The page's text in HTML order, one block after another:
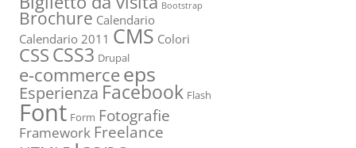
Bootstrap
Brochure Calendario
Calendario 2011 CMS Colori
CSSCSS3 Drupal
e-commerceeps
Esperienza Facebook Flash
Font Form Fotografie
Framework Freelance